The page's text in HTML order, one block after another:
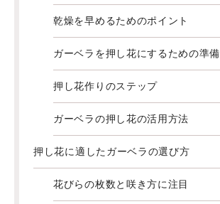
乾燥を早めるためのポイント
ガーベラを押し花にするための準備
押し花作りのステップ
ガーベラの押し花の活用方法
押し花に適したガーベラの選び方
花びらの枚数と咲き方に注目